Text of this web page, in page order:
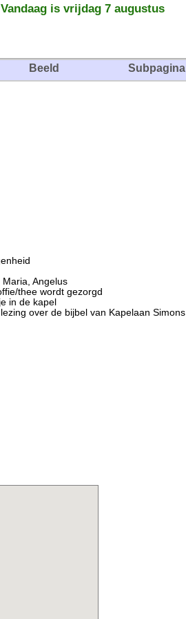
Vandaag is vrijdag 7 augustus
Beeld Subpagina
Angelus
thee wordt gezorgd
de kapel
over de bijbel van Kapelaan Simons